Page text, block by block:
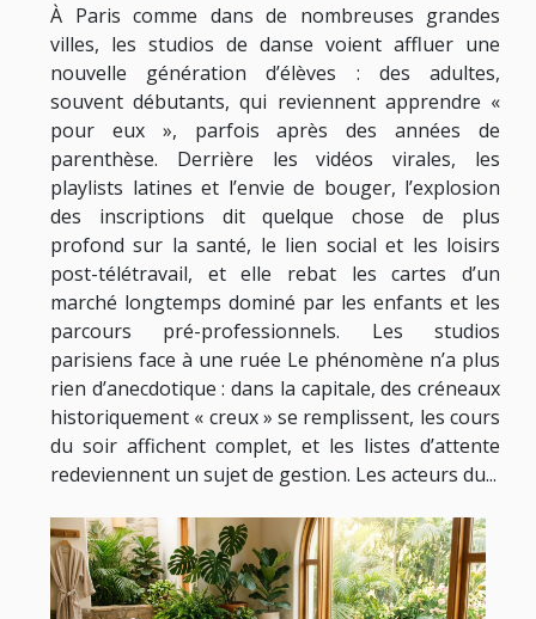
À Paris comme dans de nombreuses grandes
villes, les studios de danse voient affluer une
nouvelle génération d’élèves : des adultes,
souvent débutants, qui reviennent apprendre «
pour eux », parfois après des années de
parenthèse. Derrière les vidéos virales, les
playlists latines et l’envie de bouger, l’explosion
des inscriptions dit quelque chose de plus
profond sur la santé, le lien social et les loisirs
post-télétravail, et elle rebat les cartes d’un
marché longtemps dominé par les enfants et les
parcours pré-professionnels. Les studios
parisiens face à une ruée Le phénomène n’a plus
rien d’anecdotique : dans la capitale, des créneaux
historiquement « creux » se remplissent, les cours
du soir affichent complet, et les listes d’attente
redeviennent un sujet de gestion. Les acteurs du...